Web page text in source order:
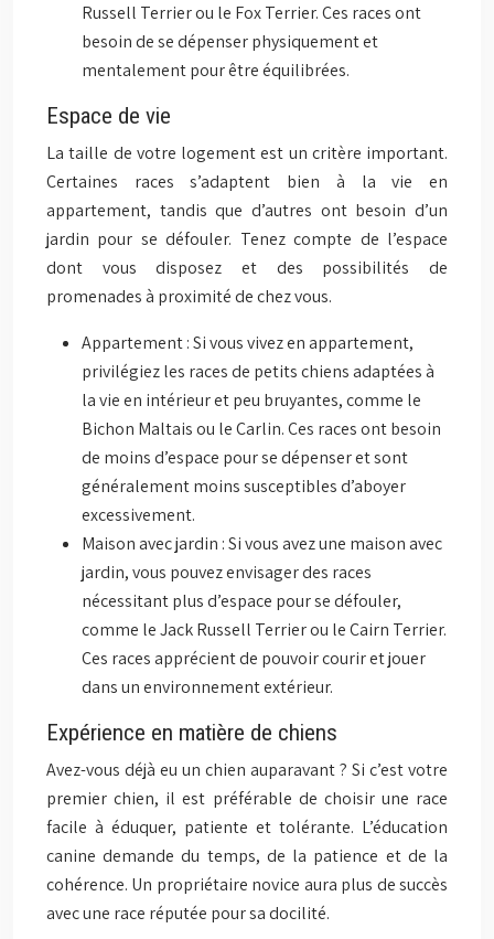
Russell Terrier ou le Fox Terrier. Ces races ont
besoin de se dépenser physiquement et
mentalement pour être équilibrées.
Espace de vie
La taille de votre logement est un critère important.
Certaines races s’adaptent bien à la vie en
appartement, tandis que d’autres ont besoin d’un
jardin pour se défouler. Tenez compte de l’espace
dont vous disposez et des possibilités de
promenades à proximité de chez vous.
Appartement : Si vous vivez en appartement,
privilégiez les races de petits chiens adaptées à
la vie en intérieur et peu bruyantes, comme le
Bichon Maltais ou le Carlin. Ces races ont besoin
de moins d’espace pour se dépenser et sont
généralement moins susceptibles d’aboyer
excessivement.
Maison avec jardin : Si vous avez une maison avec
jardin, vous pouvez envisager des races
nécessitant plus d’espace pour se défouler,
comme le Jack Russell Terrier ou le Cairn Terrier.
Ces races apprécient de pouvoir courir et jouer
dans un environnement extérieur.
Expérience en matière de chiens
Avez-vous déjà eu un chien auparavant ? Si c’est votre
premier chien, il est préférable de choisir une race
facile à éduquer, patiente et tolérante. L’éducation
canine demande du temps, de la patience et de la
cohérence. Un propriétaire novice aura plus de succès
avec une race réputée pour sa docilité.